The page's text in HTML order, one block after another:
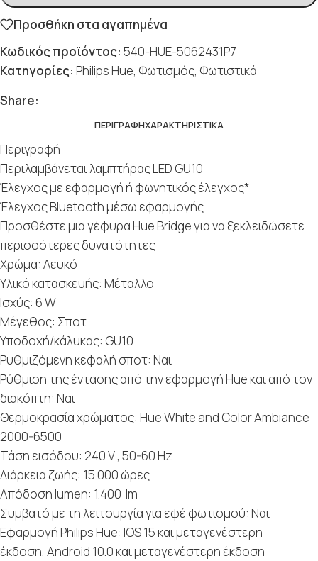
Προσθήκη στα αγαπημένα
Κωδικός προϊόντος: 540-HUE-5062431P7
Κατηγορίες: Philips Hue, Φωτισμός, Φωτιστικά
Share:
ΠΕΡΙΓΡΑΦΉΧΑΡΑΚΤΗΡΙΣΤΙΚΆ
Περιγραφή
Περιλαμβάνεται λαμπτήρας LED GU10
Έλεγχος με εφαρμογή ή φωνητικός έλεγχος*
Έλεγχος Bluetooth μέσω εφαρμογής
Προσθέστε μια γέφυρα Hue Bridge για να ξεκλειδώσετε
περισσότερες δυνατότητες
Χρώμα: Λευκό
Υλικό κατασκευής: Μέταλλο
Ισχύς: 6 W
Μέγεθος: Σποτ
Υποδοχή/κάλυκας: GU10
Ρυθμιζόμενη κεφαλή σποτ: Ναι
Ρύθμιση της έντασης από την εφαρμογή Hue και από τον
διακόπτη: Ναι
Θερμοκρασία χρώματος: Hue White and Color Ambiance
2000-6500
Τάση εισόδου: 240 V , 50-60 Hz
Διάρκεια ζωής: 15.000 ώρες
Απόδοση lumen: 1.400 lm
Συμβατό με τη λειτουργία για εφέ φωτισμού: Ναι
Εφαρμογή Philips Hue: IOS 15 και μεταγενέστερη
έκδοση, Android 10.0 και μεταγενέστερη έκδοση